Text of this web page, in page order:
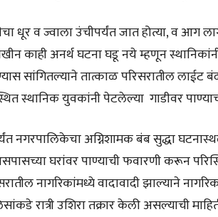
धूर व ज्वाला उंचीपर्यंत जात होत्या, व आग
काही अनर्थ घटना घडू नये म्हणून
सांगितल्याने तात्काळ परिसरातील लाईट
स्थानिक युवकांनी पेटलेल्या गाडीवर
नगरपालिकेचा अग्निशामक बंब सुद्धा
घरांवर पाण्याची फवारणी करून
नागरिकांमध्ये वादावादी झाल्याने
रात्री उशिरा तक्रार केली असल्याची